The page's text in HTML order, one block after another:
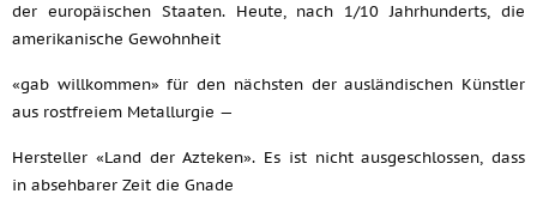
der europäischen Staaten. Heute, nach 1/10 Jahrhunderts, die
amerikanische Gewohnheit
«gab willkommen» für den nächsten der ausländischen Künstler
aus rostfreiem Metallurgie —
Hersteller «Land der Azteken». Es ist nicht ausgeschlossen, dass
in absehbarer Zeit die Gnade